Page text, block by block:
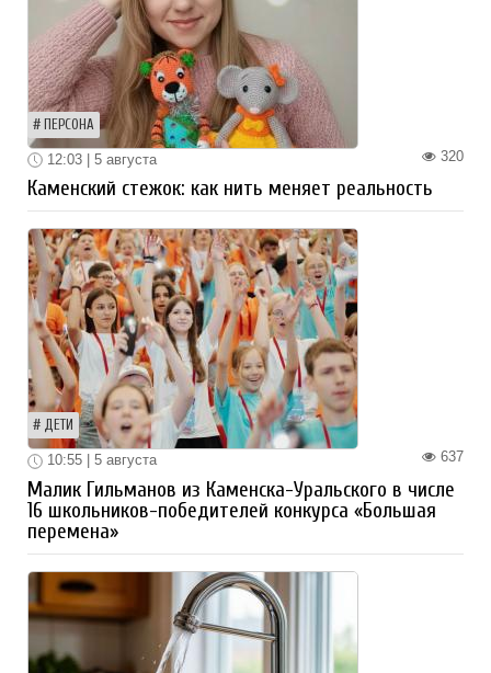
ПЕРСОНА
320
12:03 | 5 августа
Каменский стежок: как нить меняет реальность
ДЕТИ
637
10:55 | 5 августа
Малик Гильманов из Каменска-Уральского в числе
16 школьников-победителей конкурса «Большая
перемена»